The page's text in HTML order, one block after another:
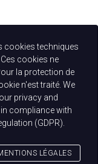
cookies techniques
cookies ne
la protection de
n'est traité. We
privacy and
compliance with
(GDPR)
LÉGALES